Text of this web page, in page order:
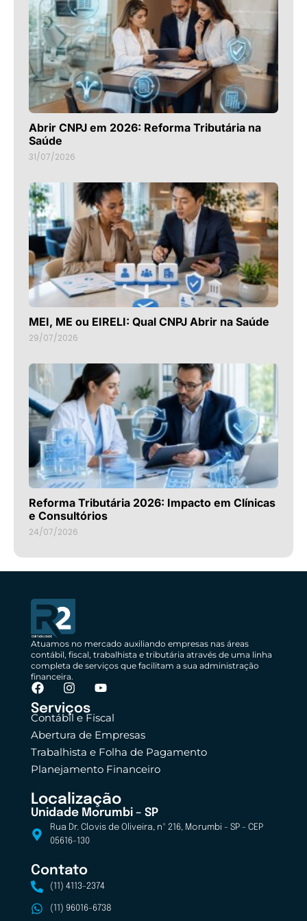
Abrir CNPJ em 2026: Reforma Tributária na
Saúde
31/07/2026
MEI, ME ou EIRELI: Qual CNPJ Abrir na Saúde
29/07/2026
Reforma Tributária 2026: Impacto em Clínicas
e Consultórios
24/07/2026
Atuamos no mercado auxiliando empresas nas áreas
contábil, fiscal, trabalhista e tributária através de uma linha
completa de serviços que facilitam a sua administração
financeira.
Serviços
Contábil e Fiscal
Abertura de Empresas
Trabalhista e Folha de Pagamento
Planejamento Financeiro
Localização
Unidade Morumbi – SP
Rua Dr. Clovis de Oliveira, nº 216, Morumbi - SP - CEP
05616-130
Contato
(11) 4113-2374
(11) 96016-6738